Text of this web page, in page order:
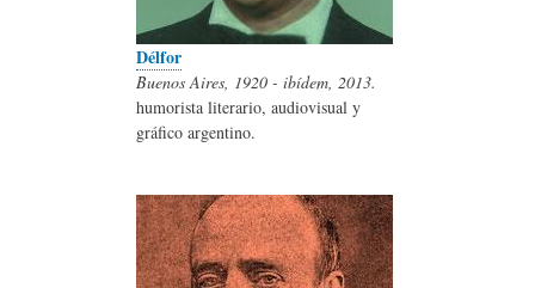
Délfor
Buenos Aires, 1920 - ibídem, 2013.
humorista literario, audiovisual y
gráfico argentino.